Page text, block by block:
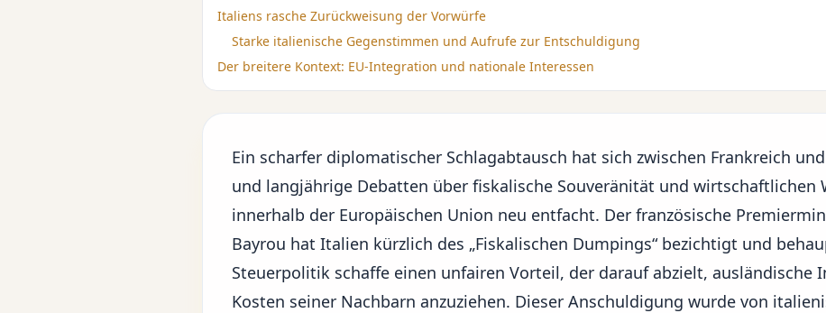
Italiens rasche Zurückweisung der Vorwürfe
Starke italienische Gegenstimmen und Aufrufe zur Entschuldigung
Der breitere Kontext: EU-Integration und nationale Interessen
Ein scharfer diplomatischer Schlagabtausch hat sich zwischen Frankreich
und langjährige Debatten über fiskalische Souveränität und wirtschaftlichen
innerhalb der Europäischen Union neu entfacht. Der französische
Bayrou hat Italien kürzlich des „Fiskalischen Dumpings“ bezichtigt und
Steuerpolitik schaffe einen unfairen Vorteil, der darauf abzielt, ausländische
Kosten seiner Nachbarn anzuziehen. Dieser Anschuldigung wurde von